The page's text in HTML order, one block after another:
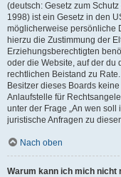
(deutsch: Gesetz zum
1998) ist ein Gesetz in den
möglicherweise persönliche
hierzu die Zustimmung der
Erziehungsberechtigten
oder die Website, auf der du
rechtlichen Beistand zu
Besitzer dieses Boards
Anlaufstelle für
unter der Frage „An wen
juristische Anfragen zu
Nach oben
Warum kann ich mich nicht